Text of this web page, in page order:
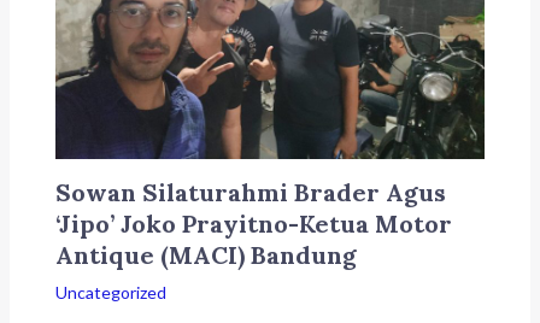
Sowan Silaturahmi Brader Agus
‘Jipo’ Joko Prayitno-Ketua Motor
Antique (MACI) Bandung
Uncategorized